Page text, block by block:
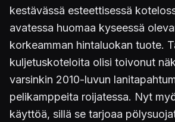
kestävässä esteettisessä
avatessa huomaa kyseessä
korkeamman hintaluokan tuote.
kuljetuskoteloita olisi toivonut
varsinkin 2010-luvun
pelikamppeita roijatessa. Nyt
käyttöä, sillä se tarjoaa